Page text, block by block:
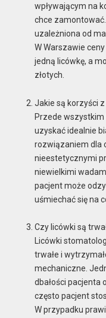
wpływającym na
chce
uzależniona od
W Warszawie
jedną licówkę, a
złotych.
Jakie są korzyści
Przede
uzyskać idealnie
rozwiązaniem dla
nieestetycznymi
niewielkimi
pacjent może
uśmiechać się na
Czy licówki są
Licówki
trwałe i
mechaniczne.
dbałości pacjenta
często pacjent
W przypadku